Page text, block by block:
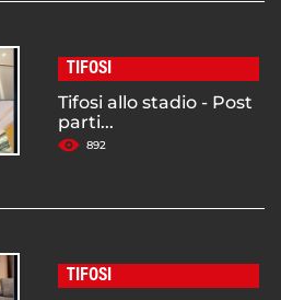
TIFOSI
Tifosi allo stadio - Post
parti...
892
TIFOSI